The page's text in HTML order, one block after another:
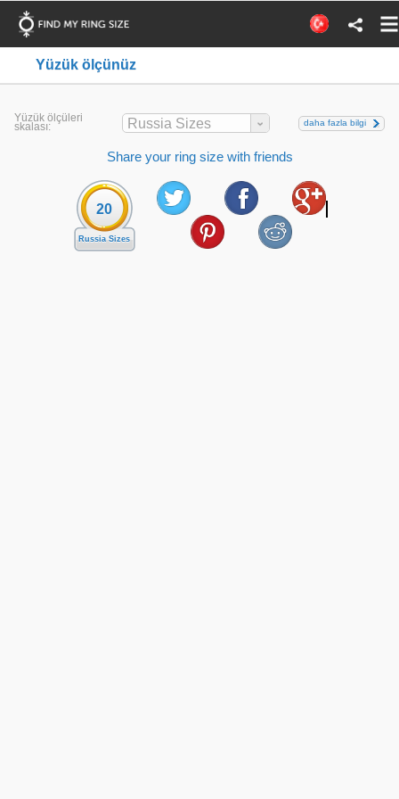
Yüzük ölçünüz
Yüzük ölçüleri
skalası: Russia Sizes daha fazla bilgi
Share your ring size with friends
20
Russia Sizes